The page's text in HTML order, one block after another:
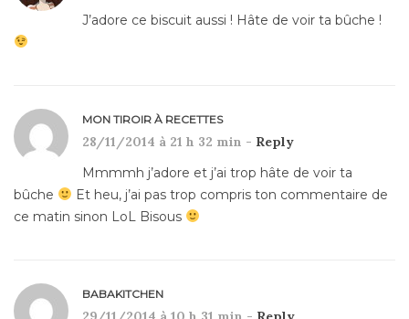
J’adore ce biscuit aussi ! Hâte de voir ta bûche !
MON TIROIR À RECETTES
28/11/2014 à 21 h 32 min - Reply
Mmmmh j’adore et j’ai trop hâte de voir ta
bûche
Et heu, j’ai pas trop compris ton commentaire de
ce matin sinon LoL Bisous
BABAKITCHEN